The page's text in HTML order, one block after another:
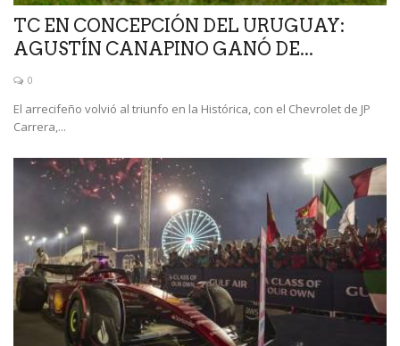
TC EN CONCEPCIÓN DEL URUGUAY:
AGUSTÍN CANAPINO GANÓ DE...
0
El arrecifeño volvió al triunfo en la Histórica, con el Chevrolet de JP
Carrera,...